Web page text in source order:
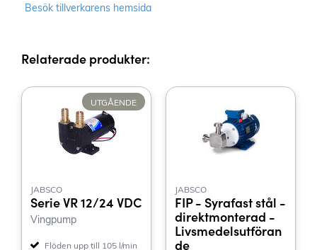
Besök tillverkarens hemsida
Relaterade produkter:
UTGÅENDE
JABSCO
Serie VR 12/24 VDC
Vingpump
Flöden upp till 105 l/min
JABSCO
FIP - Syrafast stål -
direktmonterad -
Livsmedelsutföran
de